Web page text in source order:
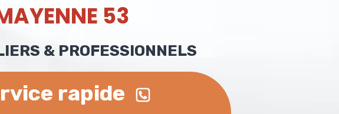
53
& PROFESSIONNELS
rapide